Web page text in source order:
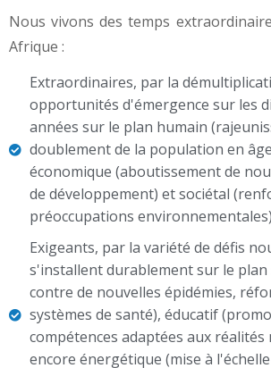
Nous vivons des temps
Afrique :
Extraordinaires, par la
opportunités d'émergence sur les
années sur le plan humain
doublement de la population en
économique (aboutissement de
de développement) et sociétal
préoccupations environnementales)
Exigeants, par la variété de défis
s'installent durablement sur le
contre de nouvelles épidémies,
systèmes de santé), éducatif
compétences adaptées aux
encore énergétique (mise à